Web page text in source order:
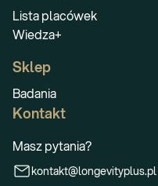
Lista placówek
Wiedza+
Sklep
Badania
Kontakt
Masz pytania?
kontakt@longevityplus.pl